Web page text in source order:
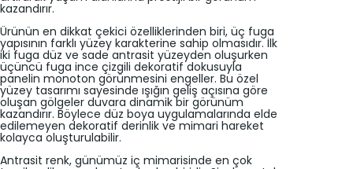
kazandırır.
Ürünün en dikkat çekici özelliklerinden biri, üç fuga
yapısının farklı yüzey karakterine sahip olmasıdır. İlk
iki fuga düz ve sade antrasit yüzeyden oluşurken
üçüncü fuga ince çizgili dekoratif dokusuyla
panelin monoton görünmesini engeller. Bu özel
yüzey tasarımı sayesinde ışığın geliş açısına göre
oluşan gölgeler duvara dinamik bir görünüm
kazandırır. Böylece düz boya uygulamalarında elde
edilemeyen dekoratif derinlik ve mimari hareket
kolayca oluşturulabilir.
Antrasit renk, günümüz iç mimarisinde en çok